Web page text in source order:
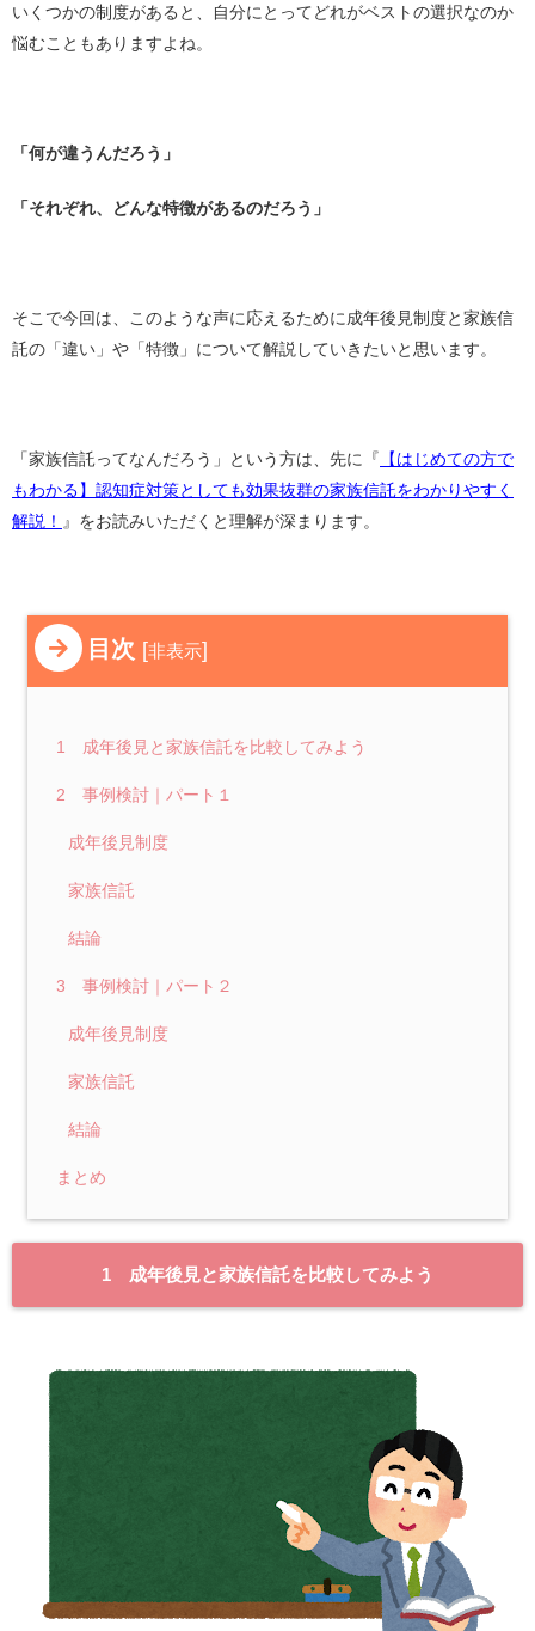
いくつかの制度があると、自分にとってどれがベストの選択なのか
悩むこともありますよね。
「何が違うんだろう」
「それぞれ、どんな特徴があるのだろう」
そこで今回は、このような声に応えるために成年後見制度と家族信
託の「違い」や「特徴」について解説していきたいと思います。
「家族信託ってなんだろう」という方は、先に『 【はじめての方で
もわかる】認知症対策としても効果抜群の家族信託をわかりやすく
解説！ 』をお読みいただくと理解が深まります。
目次 [非表示]
1 成年後見と家族信託を比較してみよう
2 事例検討｜パート１
成年後見制度
家族信託
結論
3 事例検討｜パート２
成年後見制度
家族信託
結論
まとめ
1 成年後見と家族信託を比較してみよう